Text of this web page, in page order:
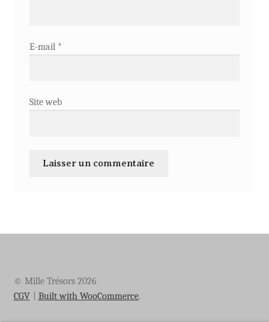
E-mail *
Site web
© Mille Trésors 2026
CGV
Built with WooCommerce.